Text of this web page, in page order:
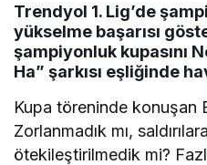
Trendyol 1. Lig’de
yükselme başarısı
şampiyonluk kupasını
Ha” şarkısı eşliğinde
Kupa töreninde konuşan
Zorlanmadık mı,
ötekileştirilmedik mi?